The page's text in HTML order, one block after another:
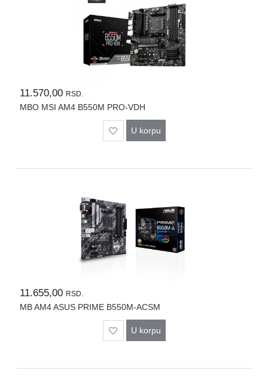
11.570,00 RSD.
MBO MSI AM4 B550M PRO-VDH
U korpu
11.655,00 RSD.
MB AM4 ASUS PRIME B550M-ACSM
U korpu